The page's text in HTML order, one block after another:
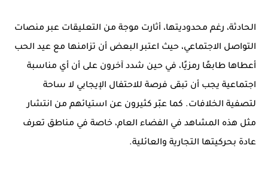
الحادثة، رغم محدوديتها، أثارت موجة من التعليقات عبر منصات
التواصل الاجتماعي، حيث اعتبر البعض أن تزامنها مع عيد الحب
أعطاها طابعًا رمزيًا، في حين شدد آخرون على أن أي مناسبة
اجتماعية يجب أن تبقى فرصة للاحتفال الإيجابي لا ساحة
لتصفية الخلافات. كما عبّر كثيرون عن استيائهم من انتشار
مثل هذه المشاهد في الفضاء العام، خاصة في مناطق تعرف
عادة بحركيتها التجارية والعائلية.